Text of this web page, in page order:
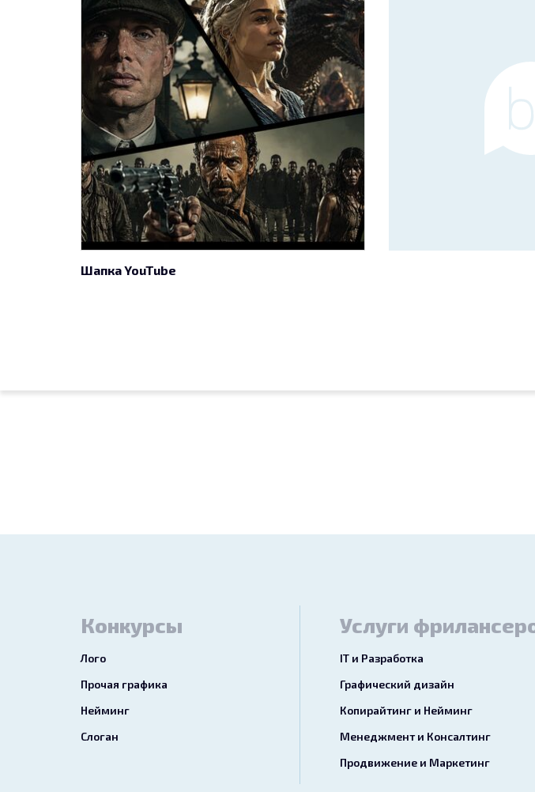
Шапка YouTube
Конкурсы
Лого
Прочая графика
Нейминг
Слоган
Услуги
IT и Разработка
Графический дизайн
Копирайтинг и Нейминг
Менеджмент и Консалтинг
Продвижение и Маркетинг